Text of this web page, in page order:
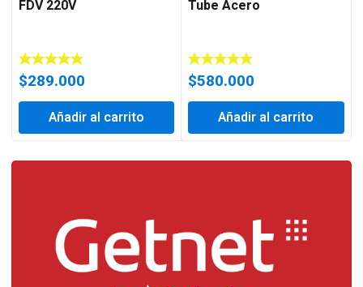
FDV 220V
$289.000
Añadir al carrito
Tube Acero
$580.000
Añadir al carrito